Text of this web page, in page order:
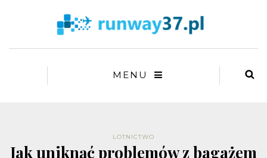
MENU
LOTNICTWO
Jak uniknąć problemów z bagażem